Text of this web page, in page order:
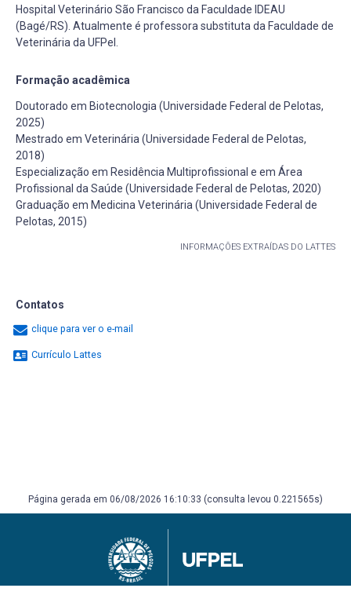
Hospital Veterinário São Francisco da Faculdade IDEAU
(Bagé/RS). Atualmente é professora substituta da Faculdade de
Veterinária da UFPel.
Formação acadêmica
Doutorado em Biotecnologia (Universidade Federal de Pelotas,
2025)
Mestrado em Veterinária (Universidade Federal de Pelotas,
2018)
Especialização em Residência Multiprofissional e em Área
Profissional da Saúde (Universidade Federal de Pelotas, 2020)
Graduação em Medicina Veterinária (Universidade Federal de
Pelotas, 2015)
INFORMAÇÕES EXTRAÍDAS DO LATTES
Contatos
clique para ver o e-mail
Currículo Lattes
Página gerada em 06/08/2026 16:10:33 (consulta levou 0.221565s)